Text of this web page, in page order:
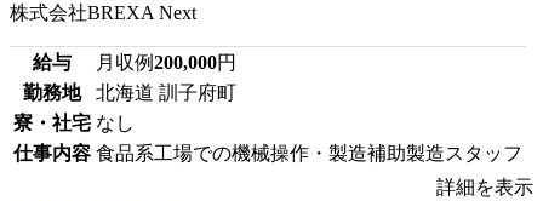
株式会社BREXA Next
給与 月収例200,000円
勤務地
北海道 訓子府町
寮・社宅 なし
仕事内容 食品系工場での機械操作・製造補助製造スタッフ
詳細を表示